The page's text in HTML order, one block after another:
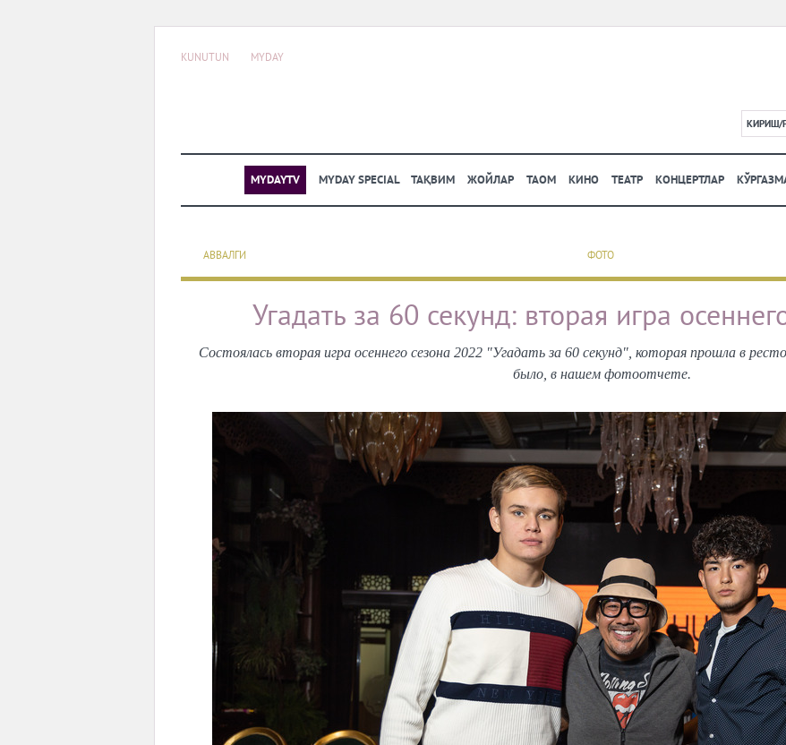
KUNUTUN MYDAY
КИРИШ/
MYDAYTV MYDAY SPECIAL ТАҚВИМ ЖОЙЛАР ТАОМ КИНО ТЕАТР КОНЦЕРТЛАР
ФОТО
АВВАЛГИ
Угадать за 60 секунд: вторая игра
Состоялась вторая игра осеннего сезона 2022 "Угадать за 60 секунд", которая прошла в
было, в нашем фотоотчете.